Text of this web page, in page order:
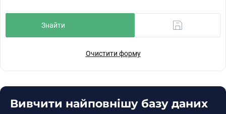
Очистити форму
Вивчити найповнішу базу даних